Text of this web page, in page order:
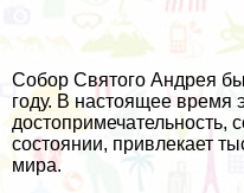
Собор Святого Андрея
году. В настоящее время
достопримечательность,
состоянии, привлекает
мира.